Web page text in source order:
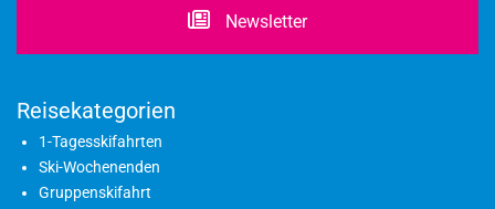
Newsletter
Reisekategorien
1-Tagesskifahrten
Ski-Wochenenden
Gruppenskifahrt